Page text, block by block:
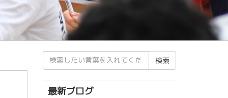
検
索
結
果:
最新ブログ